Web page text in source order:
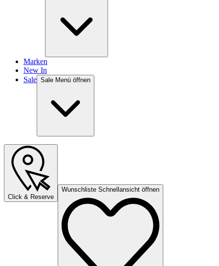
Marken
New In
Sale Sale Menü öffnen
Click & Reserve
Wunschliste Schnellansicht öffnen